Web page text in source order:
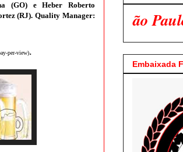
(GO) e Heber Roberto
(RJ). Quality Manager:
per-view).
Paulo. Venha Participar
Embaixada